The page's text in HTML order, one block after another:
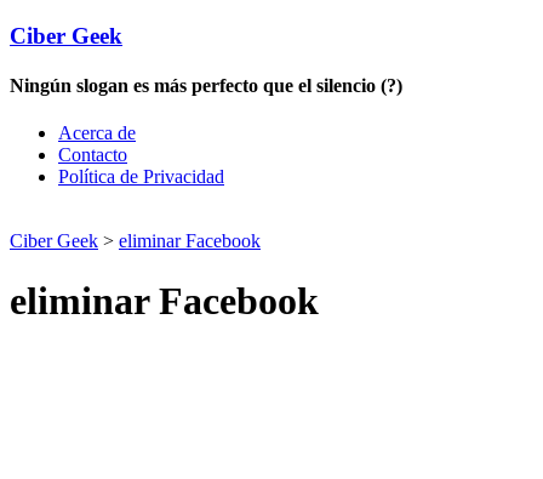
Ciber Geek
Ningún slogan es más perfecto que el silencio (?)
Acerca de
Contacto
Política de Privacidad
Ciber Geek > eliminar Facebook
eliminar Facebook